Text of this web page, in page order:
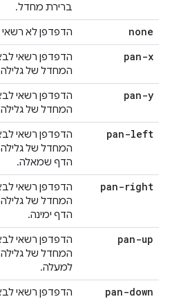
ברירת מחדל.
none הדפדפן לא
pan-x
הדפדפן רשאי
המחדל של גלילה
pan-y
הדפדפן רשאי
המחדל של גלילה
pan-left
הדפדפן רשאי
המחדל של גלילה
הדף שמאלה.
pan-right
הדפדפן רשאי
המחדל של גלילה
הדף ימינה.
pan-up
הדפדפן רשאי
המחדל של גלילה
למעלה.
pan-down
הדפדפן רשאי